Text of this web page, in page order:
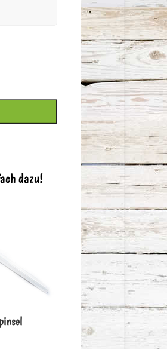
dazu!